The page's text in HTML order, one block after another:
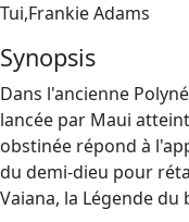
Tui,Frankie Adams
Synopsis
Dans l'ancienne
lancée par Maui
obstinée répond à
du demi-dieu pour
Vaiana, la Légende